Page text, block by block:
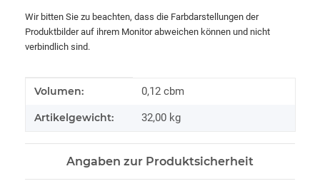
Wir bitten Sie zu beachten, dass die Farbdarstellungen der
Produktbilder auf ihrem Monitor abweichen können und nicht
verbindlich sind.
Produkteigenschaft
Wert
Volumen: 0,12 cbm
Artikelgewicht: 32,00 kg
Angaben zur Produktsicherheit